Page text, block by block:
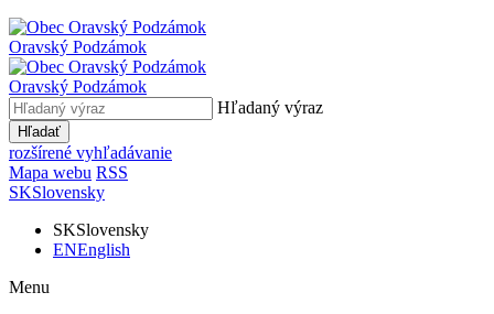
Oravský Podzámok
Oravský Podzámok
Hľadaný výraz
Hľadať
rozšírené vyhľadávanie
Mapa webu RSS
SKSlovensky
SKSlovensky
ENEnglish
Menu